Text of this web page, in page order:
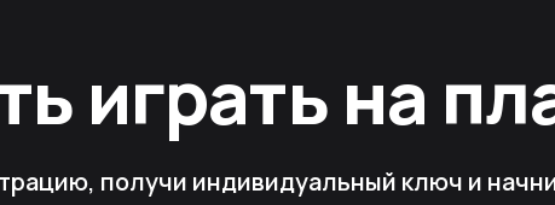
играть на
получи индивидуальный ключ и